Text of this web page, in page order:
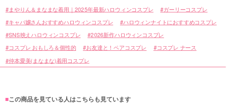
まやりん＆まなまな着用｜2025年最新ハロウィンコスプレ ガーリーコスプレ
キャバ嬢さんおすすめハロウィンコスプレ
ハロウィンナイトにおすすめコスプレ
SNS映えハロウィンコスプレ
2026新作ハロウィンコスプレ
コスプレ おもしろ＆個性的
お友達と！ペアコスプレ
コスプレ ナース
仲本愛美(まなまな)着用コスプレ
■この商品を見ている人はこちらも見ています